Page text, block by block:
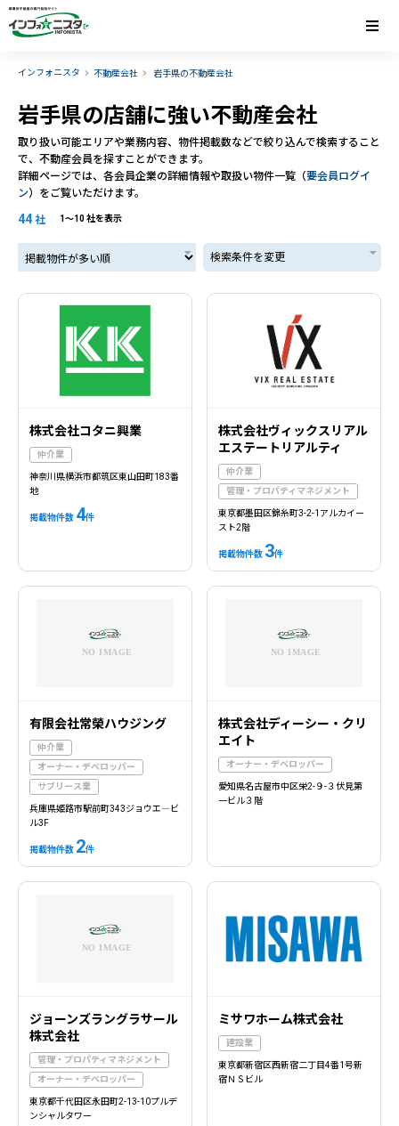
インフォニスタ 不動産会社 岩手県の不動産会社
岩手県の店舗に強い不動産会社
取り扱い可能エリアや業務内容、物件掲載数などで絞り込んで検索すること
で、不動産会員を探すことができます。
詳細ページでは、各会員企業の詳細情報や取扱い物件一覧（要会員ログイ
ン）をご覧いただけます。
44 社 1〜10 社を表示
掲載物件が多い順 検索条件を変更
株式会社コタニ興業
仲介業
神奈川県横浜市都筑区東山田町183番
地
掲載物件数 4件
株式会社ヴィックスリアル
エステートリアルティ
仲介業
管理・プロパティマネジメント
東京都墨田区錦糸町3-2-1アルカイー
スト2階
掲載物件数 3件
有限会社常榮ハウジング
仲介業
オーナー・デベロッパー
サブリース業
兵庫県姫路市駅前町343ジョウエ―ビ
ル3F
掲載物件数 2件
株式会社ディーシー・クリ
エイト
オーナー・デベロッパー
愛知県名古屋市中区栄2-９-３伏見第
一ビル３階
ジョーンズラングラサール
株式会社
管理・プロパティマネジメント
オーナー・デベロッパー
東京都千代田区永田町2-13-10プルデ
ンシャルタワー
ミサワホーム株式会社
建設業
東京都新宿区西新宿二丁目4番1号新
宿ＮＳビル